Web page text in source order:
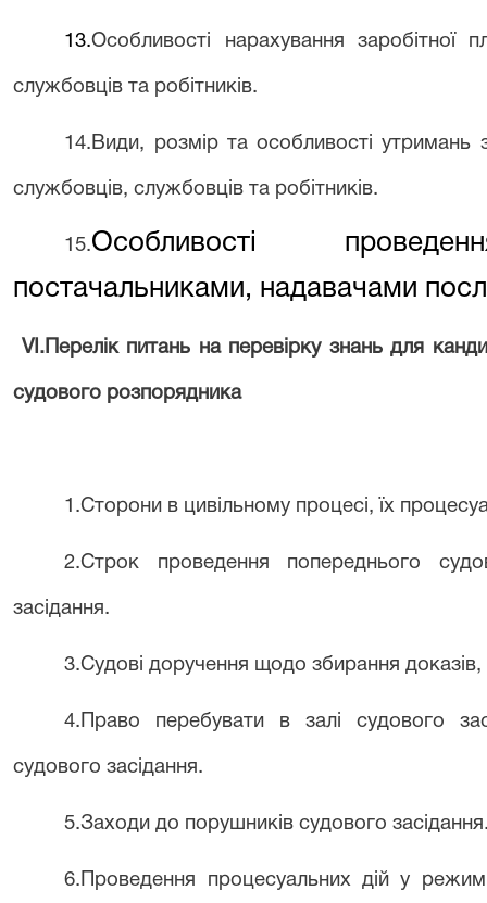
13.Особливості нарахування заробітної
службовців та робітників.
14.Види, розмір та особливості утримань
службовців, службовців та робітників.
15.Особливості
постачальниками, надавачами
VІ.Перелік питань на перевірку знань для
судового розпорядника
1.Сторони в цивільному процесі, їх
2.Строк проведення попереднього
засідання.
3.Судові доручення щодо збирання доказів,
4.Право перебувати в залі судового
судового засідання.
5.Заходи до порушників судового засідання
6.Проведення процесуальних дій у